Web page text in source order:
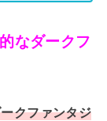
なダークフ
クファンタジ